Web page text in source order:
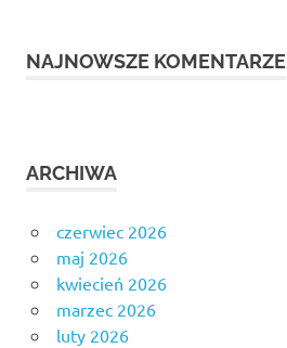
tabletki
urządzenia
urządzenia
peeling
kawitacyjny
zabiegi
nawilżające
NAJNOWSZE KOMENTARZE
ARCHIWA
czerwiec 2026
maj 2026
kwiecień 2026
marzec 2026
luty 2026